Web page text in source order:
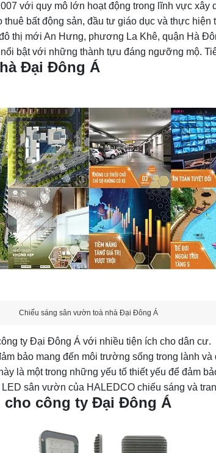
với quy mô lớn hoạt động trong lĩnh vực xây
bất động sản, đầu tư giáo dục và thực
thị mới An Hưng, phương La Khê, quận Hà
bật với những thành tựu đáng ngưỡng mộ.
Đại Đông Á
Chiếu sáng sân vườn toà nhà Đại Đông Á
ty Đại Đông Á với nhiều tiện ích cho dân cư.
bảo mang đến môi trường sống trong lành
là một trong những yếu tố thiết yếu để đảm
sân vườn của HALEDCO chiếu sáng và
cho công ty Đại Đông Á